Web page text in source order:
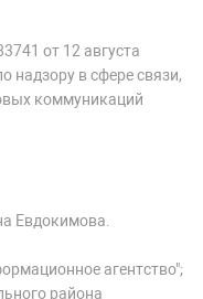
от 12 августа
надзору в сфере связи,
коммуникаций
Евдокимова.
агентство";
района